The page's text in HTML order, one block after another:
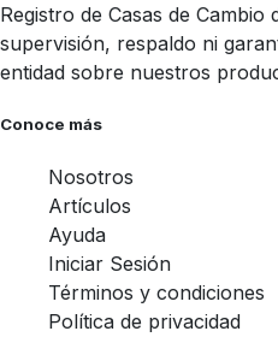
Registro de Casas de Cambio
supervisión, respaldo ni
entidad sobre nuestros
Conoce más
Nosotros
Artículos
Ayuda
Iniciar Sesión
Términos y condiciones
Política de privacidad